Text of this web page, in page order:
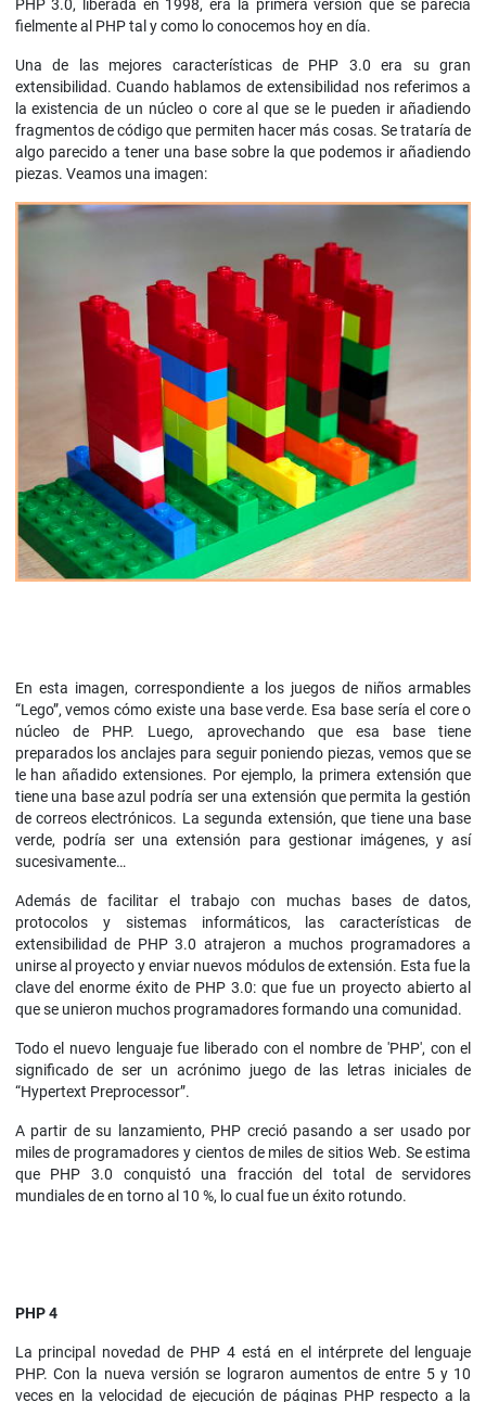
PHP 3.0, liberada en 1998, era la primera versión que se parecía
fielmente al PHP tal y como lo conocemos hoy en día.
Una de las mejores características de PHP 3.0 era su gran
extensibilidad. Cuando hablamos de extensibilidad nos referimos a
la existencia de un núcleo o core al que se le pueden ir añadiendo
fragmentos de código que permiten hacer más cosas. Se trataría de
algo parecido a tener una base sobre la que podemos ir añadiendo
piezas. Veamos una imagen:
En esta imagen, correspondiente a los juegos de niños armables
“Lego”, vemos cómo existe una base verde. Esa base sería el core o
núcleo de PHP. Luego, aprovechando que esa base tiene
preparados los anclajes para seguir poniendo piezas, vemos que se
le han añadido extensiones. Por ejemplo, la primera extensión que
tiene una base azul podría ser una extensión que permita la gestión
de correos electrónicos. La segunda extensión, que tiene una base
verde, podría ser una extensión para gestionar imágenes, y así
sucesivamente…
Además de facilitar el trabajo con muchas bases de datos,
protocolos y sistemas informáticos, las características de
extensibilidad de PHP 3.0 atrajeron a muchos programadores a
unirse al proyecto y enviar nuevos módulos de extensión. Esta fue la
clave del enorme éxito de PHP 3.0: que fue un proyecto abierto al
que se unieron muchos programadores formando una comunidad.
Todo el nuevo lenguaje fue liberado con el nombre de 'PHP', con el
significado de ser un acrónimo juego de las letras iniciales de
“Hypertext Preprocessor”.
A partir de su lanzamiento, PHP creció pasando a ser usado por
miles de programadores y cientos de miles de sitios Web. Se estima
que PHP 3.0 conquistó una fracción del total de servidores
mundiales de en torno al 10 %, lo cual fue un éxito rotundo.
PHP 4
La principal novedad de PHP 4 está en el intérprete del lenguaje
PHP. Con la nueva versión se lograron aumentos de entre 5 y 10
veces en la velocidad de ejecución de páginas PHP respecto a la